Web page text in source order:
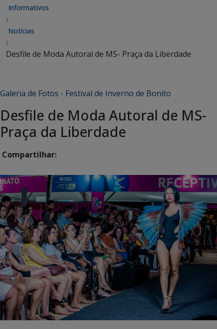
Informativos
Notícias
Desfile de Moda Autoral de MS- Praça da Liberdade
Galeria de Fotos - Festival de Inverno de Bonito
Desfile de Moda Autoral de MS-
Praça da Liberdade
Compartilhar: